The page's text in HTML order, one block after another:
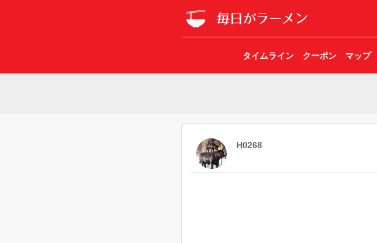
タイムライン クーポン マップ
H0268